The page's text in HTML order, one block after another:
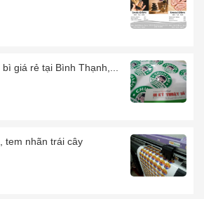
giá rẻ tại Bình Thạnh,...
tem nhãn trái cây